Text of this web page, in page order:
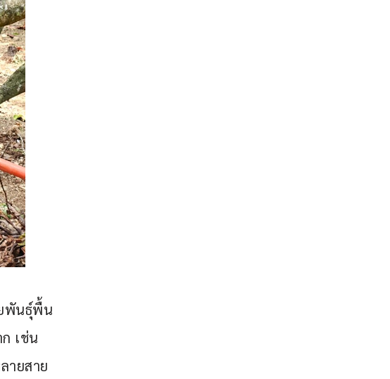
พันธุ์พื้น
เช่น
ายสาย